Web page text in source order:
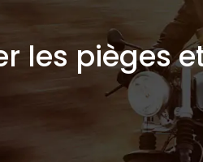
les pièges